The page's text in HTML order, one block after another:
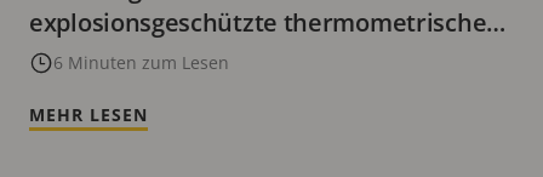
explosionsgeschützte thermometrische
Kamera speziell für Zone/Division 2 und
Netzwerk-Hornlautsprecher des
6 Minuten zum Lesen
MEHR LESEN